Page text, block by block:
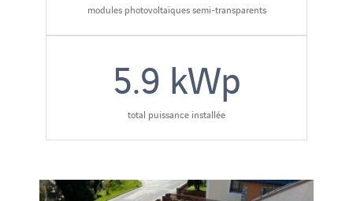
modules photovoltaïques semi-transparents
5.9 kWp
total puissance installée